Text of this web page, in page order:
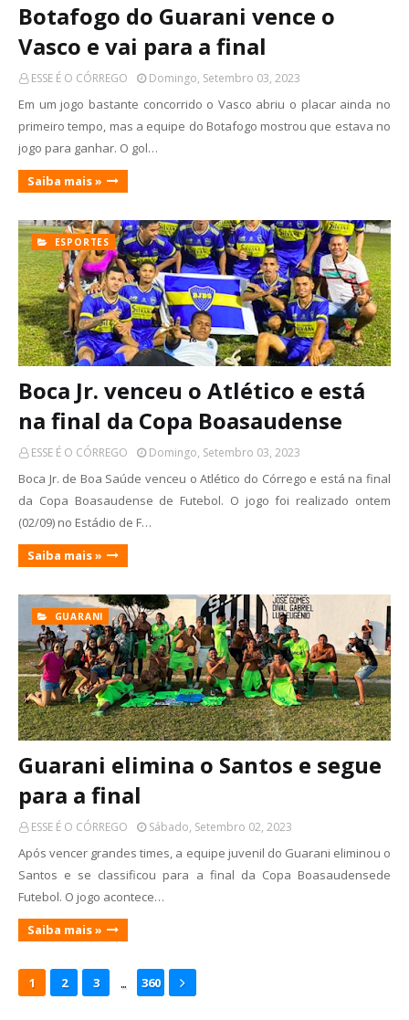
Botafogo do Guarani vence o
Vasco e vai para a final
ESSE É O CÓRREGO Domingo, Setembro 03, 2023
Em um jogo bastante concorrido o Vasco abriu o placar ainda no
primeiro tempo, mas a equipe do Botafogo mostrou que estava no
jogo para ganhar. O gol…
Saiba mais »
ESPORTES
Boca Jr. venceu o Atlético e está
na final da Copa Boasaudense
ESSE É O CÓRREGO Domingo, Setembro 03, 2023
Boca Jr. de Boa Saúde venceu o Atlético do Córrego e está na final
da Copa Boasaudense de Futebol. O jogo foi realizado ontem
(02/09) no Estádio de F…
Saiba mais »
GUARANI
Guarani elimina o Santos e segue
para a final
ESSE É O CÓRREGO Sábado, Setembro 02, 2023
Após vencer grandes times, a equipe juvenil do Guarani eliminou o
Santos e se classificou para a final da Copa Boasaudensede
Futebol. O jogo acontece…
Saiba mais »
1 2 3 ... 360